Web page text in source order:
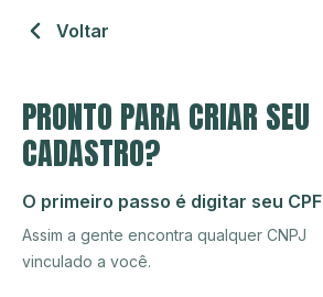
Voltar
PRONTO PARA CRIAR SEU
CADASTRO?
O primeiro passo é digitar seu CPF
Assim a gente encontra qualquer CNPJ
vinculado a você.